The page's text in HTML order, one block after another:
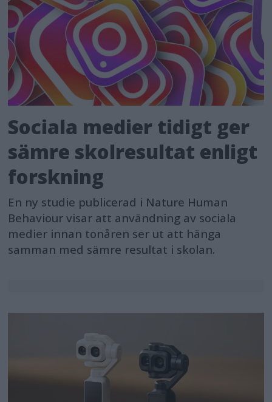
Sociala medier tidigt ger
sämre skolresultat enligt
forskning
En ny studie publicerad i Nature Human
Behaviour visar att användning av sociala
medier innan tonåren ser ut att hänga
samman med sämre resultat i skolan.